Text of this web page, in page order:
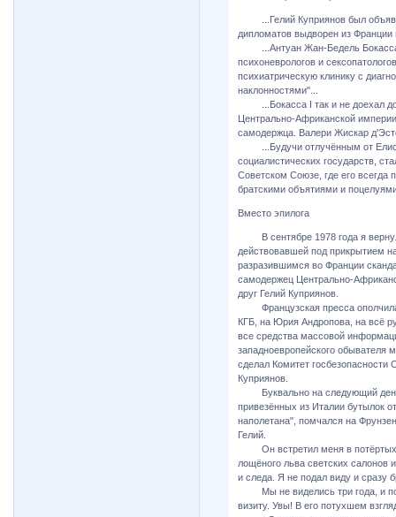
...Гелий Куприянов был
дипломатов выдворен из Франции
...Антуан Жан-Бедель Бокасса
психоневрологов и
психиатрическую клинику с
наклонностями"...
...Бокасса I так и не доехал до
Центрально-Африканской
самодержца. Валери Жискар
...Будучи отлучённым от
социалистических государств,
Советском Союзе, где его
братскими объятиями и
Вместо эпилога
В сентябре 1978 года я
действовавшей под прикрытием
разразившимся во Франции
самодержец Центрально-
друг Гелий Куприянов.
Французская пресса
КГБ, на Юрия Андропова, на всё
все средства массовой
западноевропейского обывателя
сделал Комитет
Куприянов.
Буквально на следующий день
привезённых из Италии бутылок
наполетана", помчался на
Гелий.
Он встретил меня в потёртых
лощёного льва светских салонов
и следа. Я не подал виду и сразу
Мы не виделись три года, и по
визиту. Увы! В его потухшем